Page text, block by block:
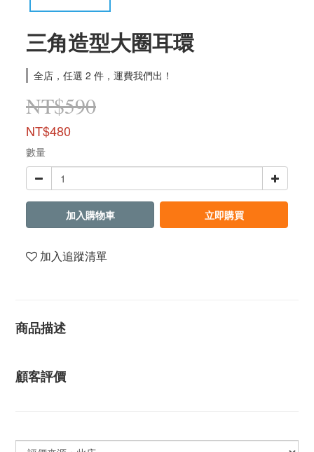
三角造型大圈耳環
全店，任選 2 件，運費我們出！
NT$590
NT$480
數量
加入購物車 立即購買
加入追蹤清單
商品描述
顧客評價